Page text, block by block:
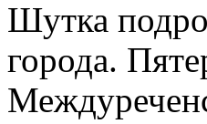
Шутка
города.